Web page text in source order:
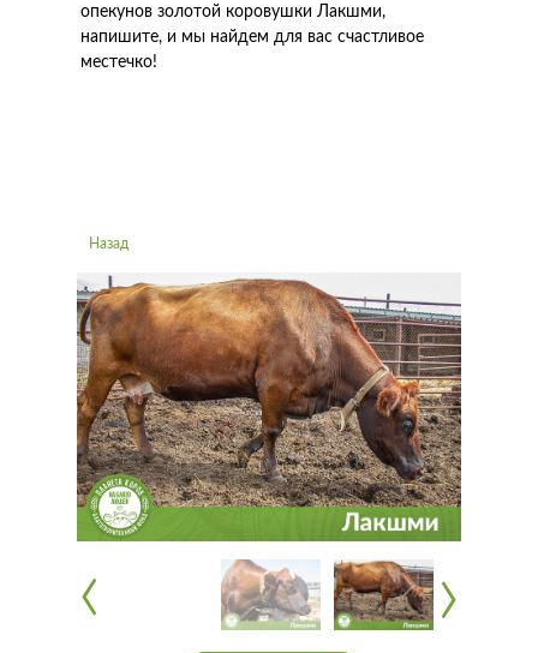
опекунов золотой коровушки Лакшми,
напишите, и мы найдем для вас счастливое
местечко!
‹
‹
‹
‹
Назад